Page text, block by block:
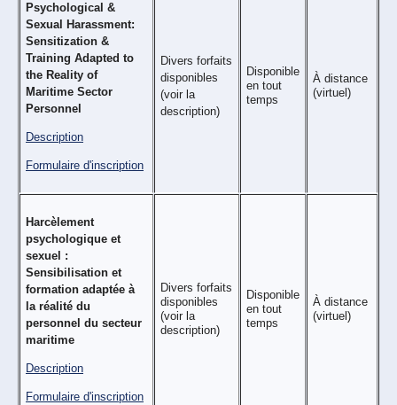
Psychological &
Sexual Harassment:
Sensitization &
Training Adapted to
the Reality of
Maritime Sector
Personnel
Description
Formulaire d'inscription
Divers forfaits
disponibles
(voir la
description)
Disponible
en tout
temps
À distance
(virtuel)
Harcèlement
psychologique et
sexuel :
Sensibilisation et
formation adaptée à
la réalité du
personnel du secteur
maritime
Description
Formulaire d'inscription
Divers forfaits
disponibles
(voir la
description)
Disponible
en tout
temps
À distance
(virtuel)